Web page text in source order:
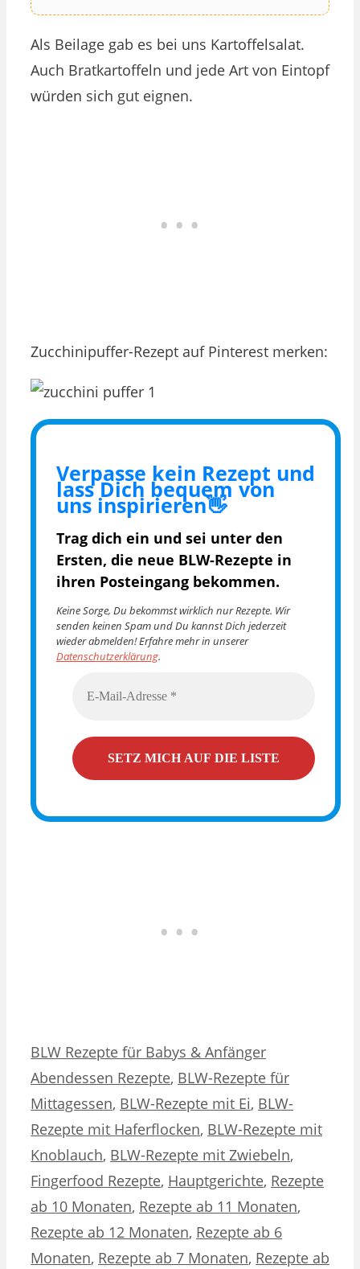
Als Beilage gab es bei uns Kartoffelsalat.
Auch Bratkartoffeln und jede Art von Eintopf
würden sich gut eignen.
Zucchinipuffer-Rezept auf Pinterest merken:
Verpasse kein Rezept und
lass Dich bequem von
uns inspirieren👋
Trag dich ein und sei unter den
Ersten, die neue BLW-Rezepte in
ihren Posteingang bekommen.
Keine Sorge, Du bekommst wirklich nur Rezepte. Wir
senden keinen Spam und Du kannst Dich jederzeit
wieder abmelden! Erfahre mehr in unserer
Datenschutzerklärung.
Kategorien
BLW Rezepte für Babys & AnfängerSchlagwörter
Abendessen Rezepte, BLW-Rezepte für
Mittagessen, BLW-Rezepte mit Ei, BLW-
Rezepte mit Haferflocken, BLW-Rezepte mit
Knoblauch, BLW-Rezepte mit Zwiebeln,
Fingerfood Rezepte, Hauptgerichte, Rezepte
ab 10 Monaten, Rezepte ab 11 Monaten,
Rezepte ab 12 Monaten, Rezepte ab 6
Monaten, Rezepte ab 7 Monaten, Rezepte ab